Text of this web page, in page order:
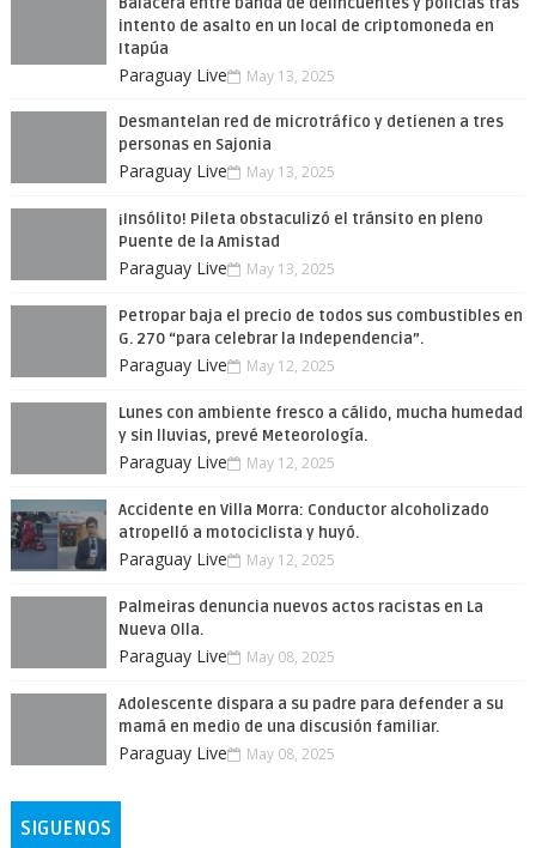
intento de asalto en un local de criptomoneda en
Itapúa
Paraguay Live May 13, 2025
Desmantelan red de microtráfico y detienen a tres
personas en Sajonia
Paraguay Live May 13, 2025
¡Insólito! Pileta obstaculizó el tránsito en pleno
Puente de la Amistad
Paraguay Live May 13, 2025
Petropar baja el precio de todos sus combustibles en
G. 270 “para celebrar la Independencia”.
Paraguay Live May 12, 2025
Lunes con ambiente fresco a cálido, mucha humedad
y sin lluvias, prevé Meteorología.
Paraguay Live May 12, 2025
Accidente en Villa Morra: Conductor alcoholizado
atropelló a motociclista y huyó.
Paraguay Live May 12, 2025
Palmeiras denuncia nuevos actos racistas en La
Nueva Olla.
Paraguay Live May 08, 2025
Adolescente dispara a su padre para defender a su
mamá en medio de una discusión familiar.
Paraguay Live May 08, 2025
SIGUENOS